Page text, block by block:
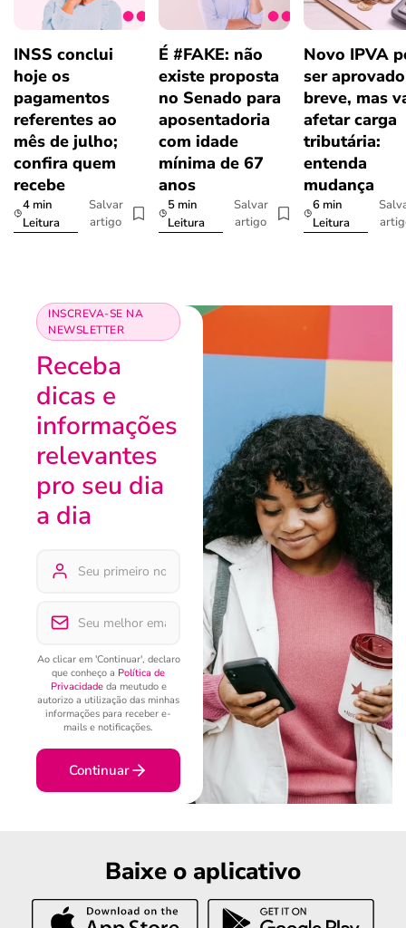
INSS conclui
hoje os
pagamentos
referentes ao
mês de julho;
confira quem
recebe
4 min
Leitura
Salvar
artigo
É #FAKE: não
existe proposta
no Senado para
aposentadoria
com idade
mínima de 67
anos
5 min
Leitura
Salvar
artigo
Novo IPVA
ser
breve, mas
afetar carga
tributária:
entenda
mudança
6 min
Leitura
INSCREVA-SE NA
NEWSLETTER
Receba
dicas e
informações
relevantes
pro seu dia
a dia
Ao clicar em 'Continuar', declaro
que conheço a Política de
Privacidadeda meutudo e
autorizo a utilização das minhas
informações para receber e-
mails e notificações.
Continuar
Baixe o aplicativo